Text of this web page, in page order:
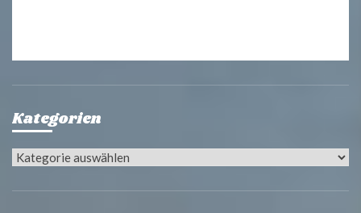
Kategorien
Kategorien